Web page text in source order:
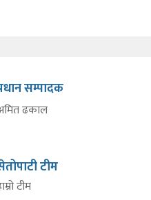
सम्पादक
ढकाल
टीम
टीम